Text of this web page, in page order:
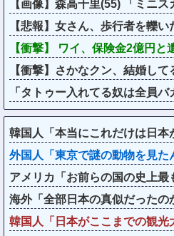
【画像】森高千里(55) 「ミニ
【悲報】女さん、歩行者を轢
【衝撃】 ワイ、保険金2億円と
【衝撃】さかなクン、結婚し
「タトゥー入れてる奴は全員
韓国人「本当にこれだけは日本
外国人「東京で謎の動物を見た
アメリカ「お前らの国の史上最
海外「全部日本の真似だった
韓国人「日本がここまでの観光